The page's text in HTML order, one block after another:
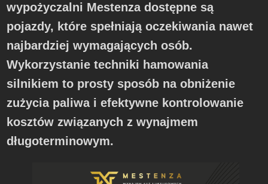
wypożyczalni Mestenza dostępne są
pojazdy, które spełniają oczekiwania nawet
najbardziej wymagających osób.
Wykorzystanie techniki hamowania
silnikiem to prosty sposób na obniżenie
zużycia paliwa i efektywne kontrolowanie
kosztów związanych z wynajmem
długoterminowym.